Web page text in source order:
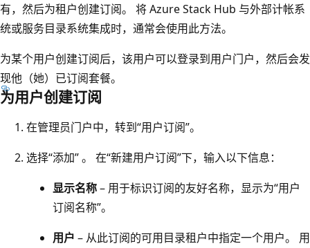
有，然后为租户创建订阅。 将 Azure Stack Hub 与外部计帐系
统或服务目录系统集成时，通常会使用此方法。
为某个用户创建订阅后，该用户可以登录到用户门户，然后会发
现他（她）已订阅套餐。
为用户创建订阅
在管理员门户中，转到“用户订阅”。
选择“添加”。 在“新建用户订阅”下，输入以下信息：
显示名称– 用于标识订阅的友好名称，显示为“用户
订阅名称”。
用户 – 从此订阅的可用目录租户中指定一个用户。 用